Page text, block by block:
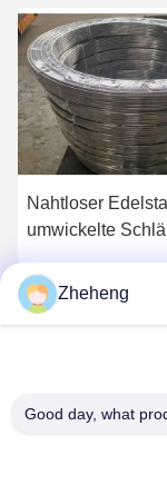
Nahtloser
umwickelte
Erhalten Sie
Zheheng
Good day, what